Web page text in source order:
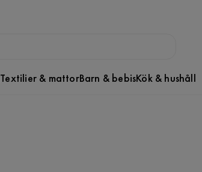
Textilier & mattorBarn & bebisKök & hushåll